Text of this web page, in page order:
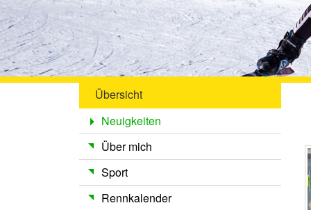
Übersicht
Neuigkeiten
Über mich
Sport
Rennkalender